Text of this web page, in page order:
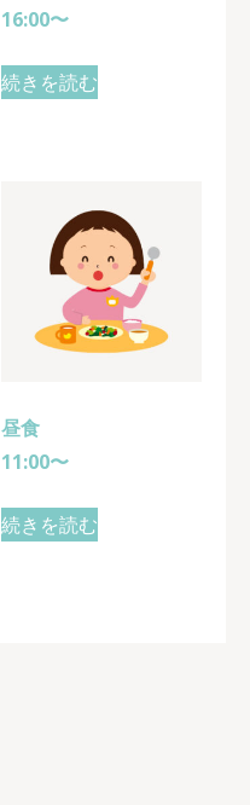
16:00〜
続きを読む
昼食
11:00〜
続きを読む